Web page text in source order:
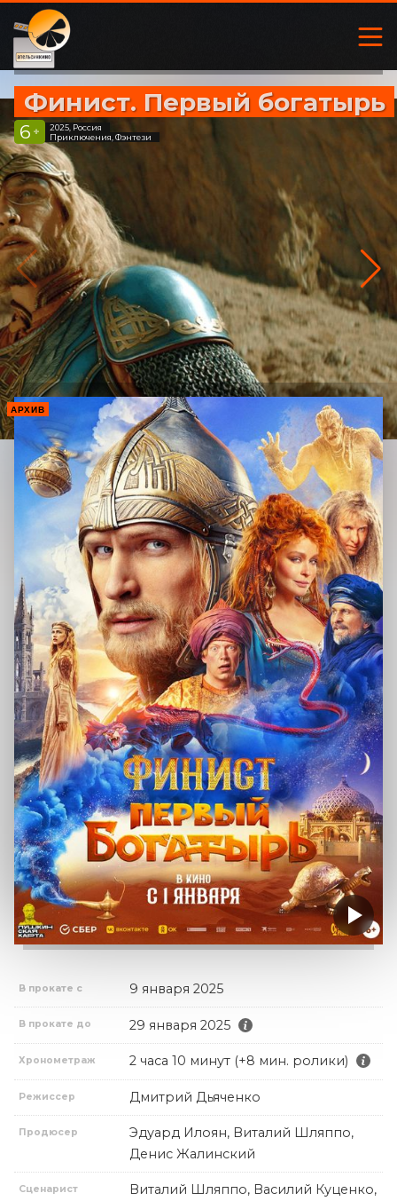
Финист. Первый богатырь
6 +
2025, Россия
Приключения, Фэнтези
АРХИВ
В прокате с 9 января 2025
В прокате до 29 января 2025
Хронометраж 2 часа 10 минут (+8 мин. ролики)
Режиссер Дмитрий Дьяченко
Продюсер
Эдуард Илоян, Виталий Шляппо,
Денис Жалинский
Сценарист
Виталий Шляппо, Василий Куценко,